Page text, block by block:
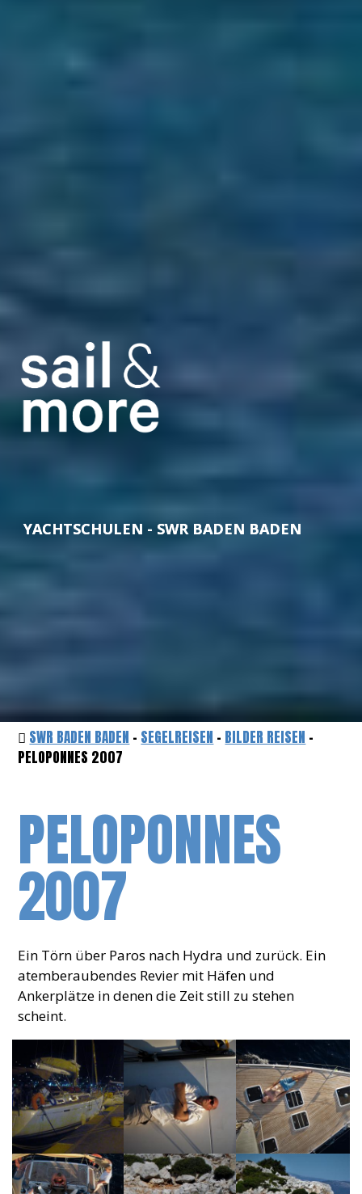
YACHTSCHULEN - SWR BADEN BADEN
SWR BADEN BADEN - SEGELREISEN - BILDER REISEN -
PELOPONNES 2007
PELOPONNES
2007
Ein Törn über Paros nach Hydra und zurück. Ein
atemberaubendes Revier mit Häfen und
Ankerplätze in denen die Zeit still zu stehen
scheint.